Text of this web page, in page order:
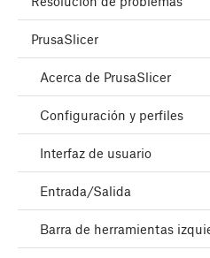
PrusaSlicer
Acerca de PrusaSlicer
Configuración y perfiles
Interfaz de usuario
Entrada/Salida
Barra de herramientas